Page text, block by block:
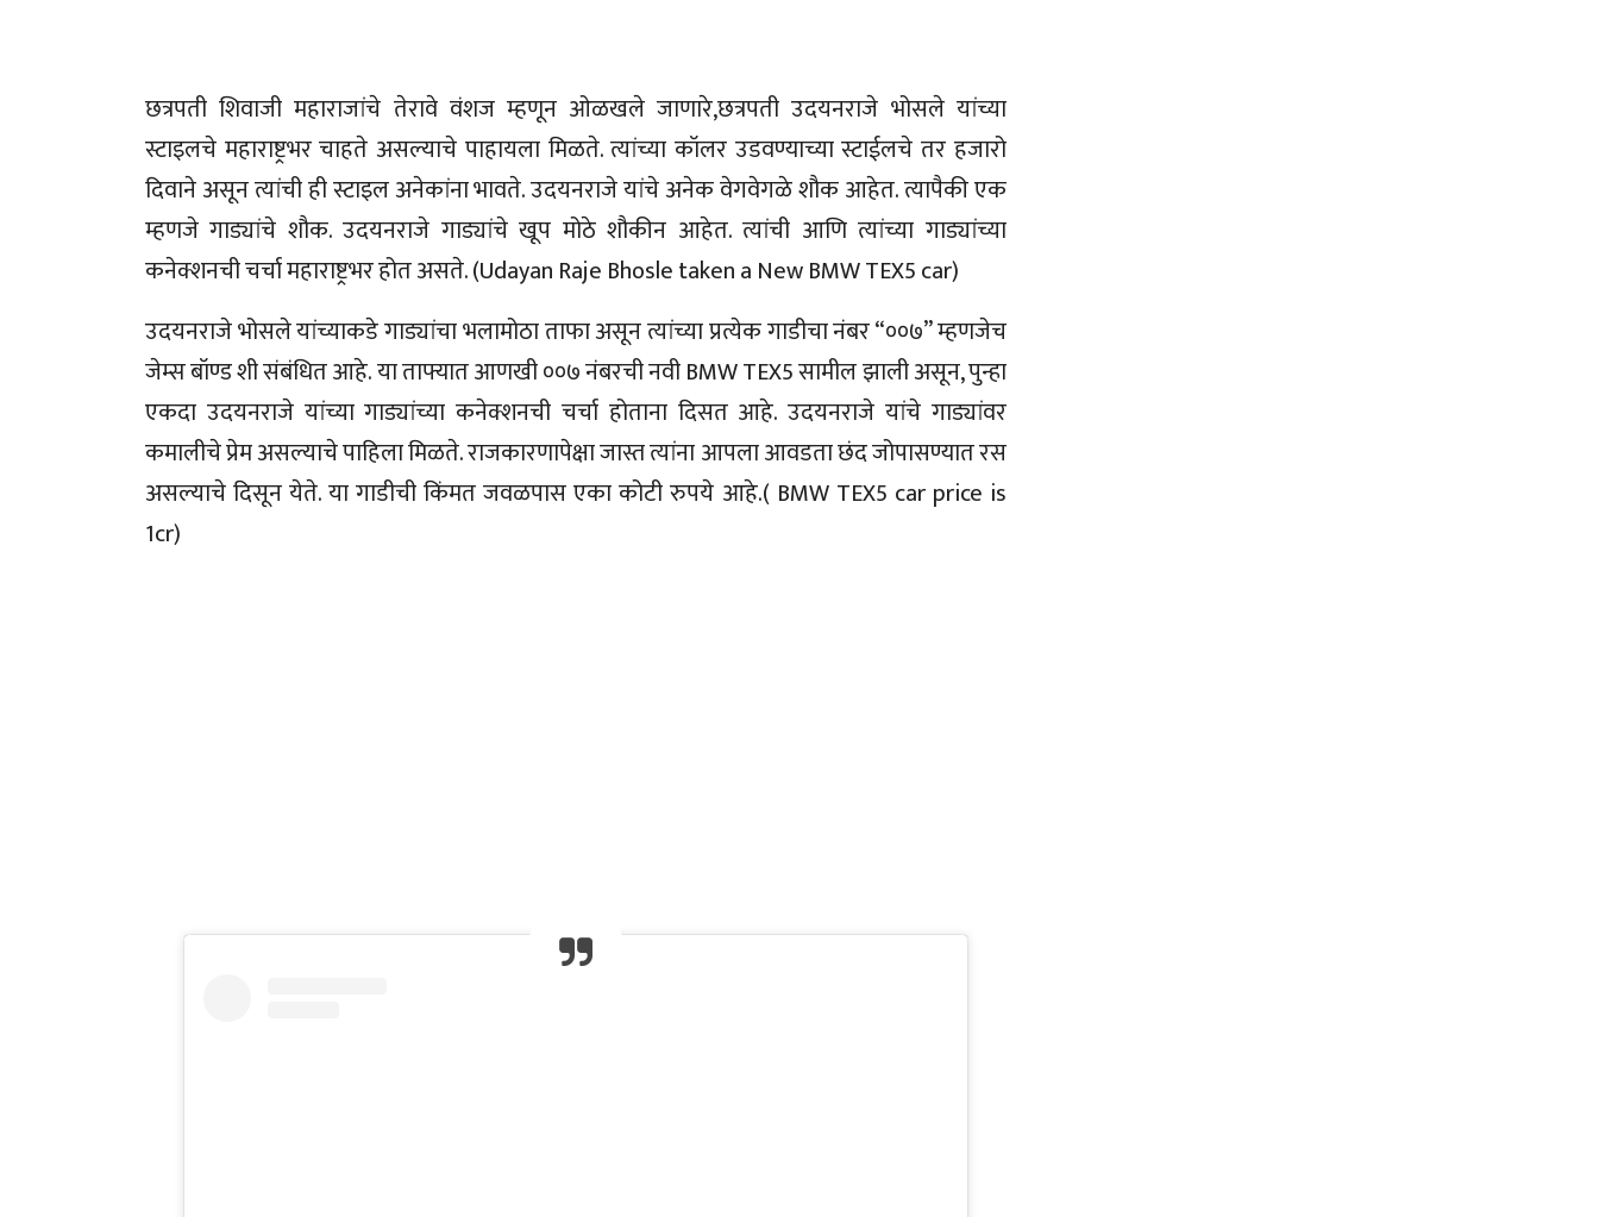
छत्रपती शिवाजी महाराजांचे तेरावे वंशज म्हणून ओळखले जाणारे,छत्रपती उदयनराजे भोसले यांच्या
स्टाइलचे महाराष्ट्रभर चाहते असल्याचे पाहायला मिळते. त्यांच्या कॉलर उडवण्याच्या स्टाईलचे तर हजारो
दिवाने असून त्यांची ही स्टाइल अनेकांना भावते‌. उदयनराजे यांचे अनेक वेगवेगळे शौक आहेत. त्यापैकी एक
म्हणजे गाड्यांचे शौक. उदयनराजे गाड्यांचे खूप मोठे शौकीन आहेत. त्यांची आणि त्यांच्या गाड्यांच्या
कनेक्शनची चर्चा महाराष्ट्रभर होत असते. (Udayan Raje Bhosle taken a New BMW TEX5 car)
उदयनराजे भोसले यांच्याकडे गाड्यांचा भलामोठा ताफा असून त्यांच्या प्रत्येक गाडीचा नंबर “००७” म्हणजेच
जेम्स बॉण्ड शी संबंधित आहे. या ताफ्यात आणखी ००७ नंबरची नवी BMW TEX5 सामील झाली असून, पुन्हा
एकदा उदयनराजे यांच्या गाड्यांच्या कनेक्शनची चर्चा होताना दिसत आहे. उदयनराजे यांचे गाड्यांवर
कमालीचे प्रेम असल्याचे पाहिला मिळते. राजकारणापेक्षा जास्त त्यांना आपला आवडता छंद जोपासण्यात रस
असल्याचे दिसून येते. या गाडीची किंमत जवळपास एका कोटी रुपये आहे.( BMW TEX5 car price is
1cr)